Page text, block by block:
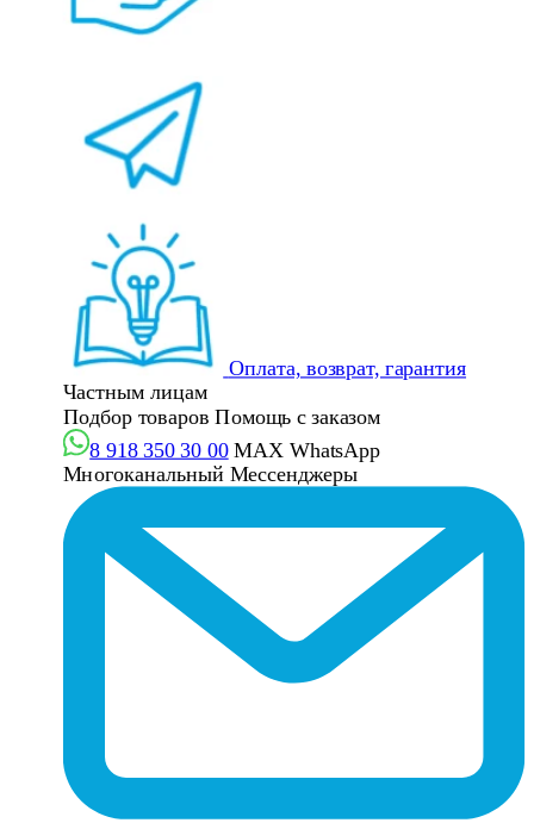
Оплата, возврат, гарантия
Частным лицам
Подбор товаров Помощь с заказом
8 918 350 30 00 MAX WhatsApp
Многоканальный Мессенджеры